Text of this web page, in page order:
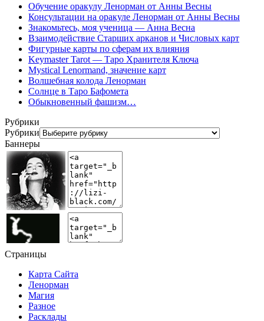
Обучение оракулу Ленорман от Анны Весны
Консультации на оракуле Ленорман от Анны Весны
Знакомьтесь, моя ученица — Анна Весна
Взаимодействие Старших арканов и Числовых карт
Фигурные карты по сферам их влияния
Keymaster Tarot — Таро Хранителя Ключа
Mystical Lenormand, значение карт
Волшебная колода Ленорман
Солнце в Таро Бафомета
Обыкновенный фашизм…
Рубрики
Рубрики
Баннеры
Страницы
Карта Сайта
Ленорман
Магия
Разное
Расклады